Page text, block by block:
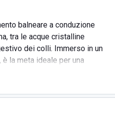
balneare a conduzione
tra le acque cristalline
dei colli. Immerso in un
la meta ideale per una